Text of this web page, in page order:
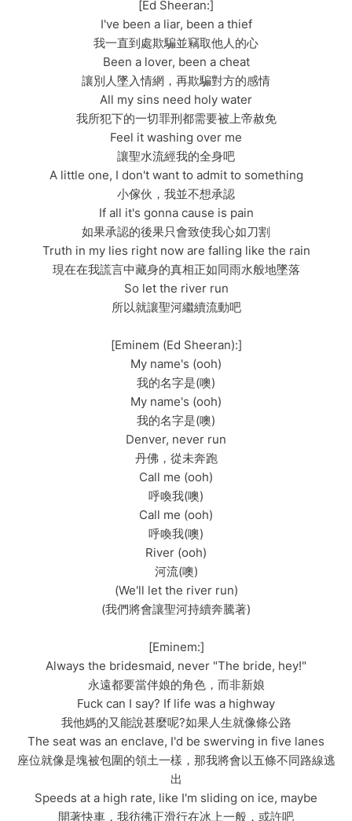
[Ed Sheeran:]
I've been a liar, been a thief
我一直到處欺騙並竊取他人的心
Been a lover, been a cheat
讓別人墜入情網，再欺騙對方的感情
All my sins need holy water
我所犯下的一切罪刑都需要被上帝赦免
Feel it washing over me
讓聖水流經我的全身吧
A little one, I don't want to admit to something
小傢伙，我並不想承認
If all it's gonna cause is pain
如果承認的後果只會致使我心如刀割
Truth in my lies right now are falling like the rain
現在在我謊言中藏身的真相正如同雨水般地墜落
So let the river run
所以就讓聖河繼續流動吧
[Eminem (Ed Sheeran):]
My name's (ooh)
我的名字是(噢)
My name's (ooh)
我的名字是(噢)
Denver, never run
丹佛，從未奔跑
Call me (ooh)
呼喚我(噢)
Call me (ooh)
呼喚我(噢)
River (ooh)
河流(噢)
(We'll let the river run)
(我們將會讓聖河持續奔騰著)
[Eminem:]
Always the bridesmaid, never "The bride, hey!"
永遠都要當伴娘的角色，而非新娘
Fuck can I say? If life was a highway
我他媽的又能說甚麼呢?如果人生就像條公路
The seat was an enclave, I'd be swerving in five lanes
座位就像是塊被包圍的領土一樣，那我將會以五條不同路線逃
出
Speeds at a high rate, like I'm sliding on ice, maybe
開著快車，我彷彿正滑行在冰上一般，或許吧